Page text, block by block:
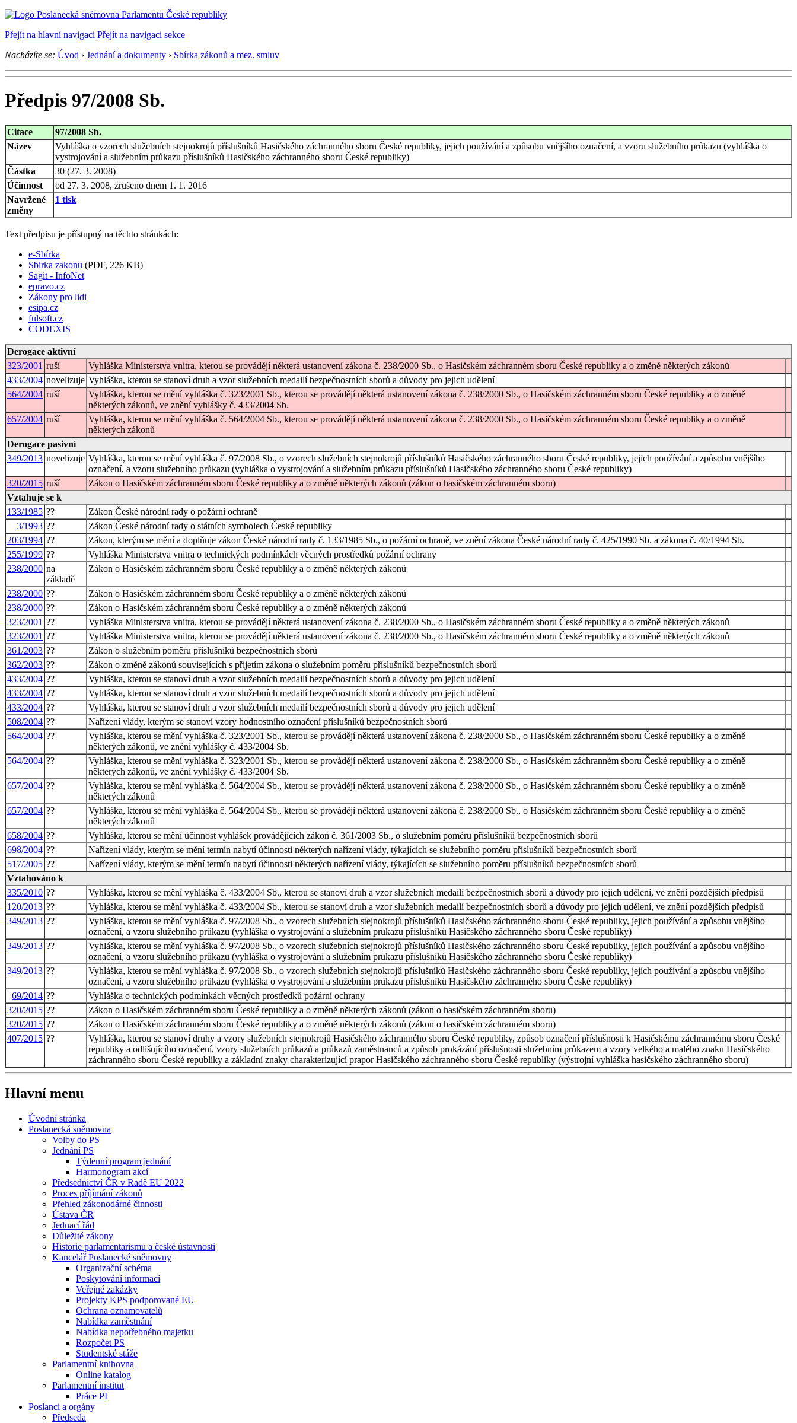
Přejít na hlavní navigaci Přejít na navigaci sekce
Nacházíte se: Úvod › Jednání a dokumenty › Sbírka zákonů a mez. smluv
Předpis 97/2008 Sb.
Citace
97/2008 Sb.
Název
Vyhláška o vzorech služebních stejnokrojů příslušníků Hasičského záchranného sboru České republiky, jejich používání a způsobu vnějšího označení, a vzoru služebního průkazu (vyhláška o
vystrojování a služebním průkazu příslušníků Hasičského záchranného sboru České republiky)
Částka
30 (27. 3. 2008)
Účinnost
od 27. 3. 2008, zrušeno dnem 1. 1. 2016
Navržené
změny
1 tisk
Text předpisu je přístupný na těchto stránkách:
e-Sbírka
Sbirka zakonu (PDF, 226 KB)
Sagit - InfoNet
epravo.cz
Zákony pro lidi
esipa.cz
fulsoft.cz
CODEXIS
Derogace aktivní
323/2001 ruší
Vyhláška Ministerstva vnitra, kterou se provádějí některá ustanovení zákona č. 238/2000 Sb., o Hasičském záchranném sboru České republiky a o změně některých zákonů
433/2004 novelizuje Vyhláška, kterou se stanoví druh a vzor služebních medailí bezpečnostních sborů a důvody pro jejich udělení
564/2004 ruší
Vyhláška, kterou se mění vyhláška č. 323/2001 Sb., kterou se provádějí některá ustanovení zákona č. 238/2000 Sb., o Hasičském záchranném sboru České republiky a o změně
některých zákonů, ve znění vyhlášky č. 433/2004 Sb.
657/2004 ruší
Vyhláška, kterou se mění vyhláška č. 564/2004 Sb., kterou se provádějí některá ustanovení zákona č. 238/2000 Sb., o Hasičském záchranném sboru České republiky a o změně
některých zákonů
Derogace pasivní
349/2013 novelizuje Vyhláška, kterou se mění vyhláška č. 97/2008 Sb., o vzorech služebních stejnokrojů příslušníků Hasičského záchranného sboru České republiky, jejich používání a způsobu vnějšího
označení, a vzoru služebního průkazu (vyhláška o vystrojování a služebním průkazu příslušníků Hasičského záchranného sboru České republiky)
320/2015 ruší
Zákon o Hasičském záchranném sboru České republiky a o změně některých zákonů (zákon o hasičském záchranném sboru)
Vztahuje se k
133/1985 ??
Zákon České národní rady o požární ochraně
3/1993 ??
Zákon České národní rady o státních symbolech České republiky
203/1994 ??
Zákon, kterým se mění a doplňuje zákon České národní rady č. 133/1985 Sb., o požární ochraně, ve znění zákona České národní rady č. 425/1990 Sb. a zákona č. 40/1994 Sb.
255/1999 ??
Vyhláška Ministerstva vnitra o technických podmínkách věcných prostředků požární ochrany
238/2000 na
základě
Zákon o Hasičském záchranném sboru České republiky a o změně některých zákonů
238/2000 ??
Zákon o Hasičském záchranném sboru České republiky a o změně některých zákonů
238/2000 ??
Zákon o Hasičském záchranném sboru České republiky a o změně některých zákonů
323/2001 ??
Vyhláška Ministerstva vnitra, kterou se provádějí některá ustanovení zákona č. 238/2000 Sb., o Hasičském záchranném sboru České republiky a o změně některých zákonů
323/2001 ??
Vyhláška Ministerstva vnitra, kterou se provádějí některá ustanovení zákona č. 238/2000 Sb., o Hasičském záchranném sboru České republiky a o změně některých zákonů
361/2003 ??
Zákon o služebním poměru příslušníků bezpečnostních sborů
362/2003 ??
Zákon o změně zákonů souvisejících s přijetím zákona o služebním poměru příslušníků bezpečnostních sborů
433/2004 ??
Vyhláška, kterou se stanoví druh a vzor služebních medailí bezpečnostních sborů a důvody pro jejich udělení
433/2004 ??
Vyhláška, kterou se stanoví druh a vzor služebních medailí bezpečnostních sborů a důvody pro jejich udělení
433/2004 ??
Vyhláška, kterou se stanoví druh a vzor služebních medailí bezpečnostních sborů a důvody pro jejich udělení
508/2004 ??
Nařízení vlády, kterým se stanoví vzory hodnostního označení příslušníků bezpečnostních sborů
564/2004 ??
Vyhláška, kterou se mění vyhláška č. 323/2001 Sb., kterou se provádějí některá ustanovení zákona č. 238/2000 Sb., o Hasičském záchranném sboru České republiky a o změně
některých zákonů, ve znění vyhlášky č. 433/2004 Sb.
564/2004 ??
Vyhláška, kterou se mění vyhláška č. 323/2001 Sb., kterou se provádějí některá ustanovení zákona č. 238/2000 Sb., o Hasičském záchranném sboru České republiky a o změně
některých zákonů, ve znění vyhlášky č. 433/2004 Sb.
657/2004 ??
Vyhláška, kterou se mění vyhláška č. 564/2004 Sb., kterou se provádějí některá ustanovení zákona č. 238/2000 Sb., o Hasičském záchranném sboru České republiky a o změně
některých zákonů
657/2004 ??
Vyhláška, kterou se mění vyhláška č. 564/2004 Sb., kterou se provádějí některá ustanovení zákona č. 238/2000 Sb., o Hasičském záchranném sboru České republiky a o změně
některých zákonů
658/2004 ??
Vyhláška, kterou se mění účinnost vyhlášek provádějících zákon č. 361/2003 Sb., o služebním poměru příslušníků bezpečnostních sborů
698/2004 ??
Nařízení vlády, kterým se mění termín nabytí účinnosti některých nařízení vlády, týkajících se služebního poměru příslušníků bezpečnostních sborů
517/2005 ??
Nařízení vlády, kterým se mění termín nabytí účinnosti některých nařízení vlády, týkajících se služebního poměru příslušníků bezpečnostních sborů
Vztahováno k
335/2010 ??
Vyhláška, kterou se mění vyhláška č. 433/2004 Sb., kterou se stanoví druh a vzor služebních medailí bezpečnostních sborů a důvody pro jejich udělení, ve znění pozdějších předpisů
120/2013 ??
Vyhláška, kterou se mění vyhláška č. 433/2004 Sb., kterou se stanoví druh a vzor služebních medailí bezpečnostních sborů a důvody pro jejich udělení, ve znění pozdějších předpisů
349/2013 ??
Vyhláška, kterou se mění vyhláška č. 97/2008 Sb., o vzorech služebních stejnokrojů příslušníků Hasičského záchranného sboru České republiky, jejich používání a způsobu vnějšího
označení, a vzoru služebního průkazu (vyhláška o vystrojování a služebním průkazu příslušníků Hasičského záchranného sboru České republiky)
349/2013 ??
Vyhláška, kterou se mění vyhláška č. 97/2008 Sb., o vzorech služebních stejnokrojů příslušníků Hasičského záchranného sboru České republiky, jejich používání a způsobu vnějšího
označení, a vzoru služebního průkazu (vyhláška o vystrojování a služebním průkazu příslušníků Hasičského záchranného sboru České republiky)
349/2013 ??
Vyhláška, kterou se mění vyhláška č. 97/2008 Sb., o vzorech služebních stejnokrojů příslušníků Hasičského záchranného sboru České republiky, jejich používání a způsobu vnějšího
označení, a vzoru služebního průkazu (vyhláška o vystrojování a služebním průkazu příslušníků Hasičského záchranného sboru České republiky)
69/2014 ??
Vyhláška o technických podmínkách věcných prostředků požární ochrany
320/2015 ??
Zákon o Hasičském záchranném sboru České republiky a o změně některých zákonů (zákon o hasičském záchranném sboru)
320/2015 ??
Zákon o Hasičském záchranném sboru České republiky a o změně některých zákonů (zákon o hasičském záchranném sboru)
407/2015 ??
Vyhláška, kterou se stanoví druhy a vzory služebních stejnokrojů Hasičského záchranného sboru České republiky, způsob označení příslušnosti k Hasičskému záchrannému sboru České
republiky a odlišujícího označení, vzory služebních průkazů a průkazů zaměstnanců a způsob prokázání příslušnosti služebním průkazem a vzory velkého a malého znaku Hasičského
záchranného sboru České republiky a základní znaky charakterizující prapor Hasičského záchranného sboru České republiky (výstrojní vyhláška hasičského záchranného sboru)
Hlavní menu
Úvodní stránka
Poslanecká sněmovna
Volby do PS
Jednání PS
Týdenní program jednání
Harmonogram akcí
Předsednictví ČR v Radě EU 2022
Proces příjímání zákonů
Přehled zákonodárné činnosti
Ústava ČR
Jednací řád
Důležité zákony
Historie parlamentarismu a české ústavnosti
Kancelář Poslanecké sněmovny
Organizační schéma
Poskytování informací
Veřejné zakázky
Projekty KPS podporované EU
Ochrana oznamovatelů
Nabídka zaměstnání
Nabídka nepotřebného majetku
Rozpočet PS
Studentské stáže
Parlamentní knihovna
Online katalog
Parlamentní institut
Práce PI
Poslanci a orgány
Předseda